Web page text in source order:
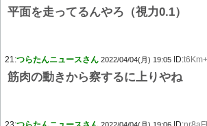
平面を走ってるんやろ（視力0.1）
21:つらたんニュースさん 2022/04/04(月) 19:05 ID:
筋肉の動きから察するに上りやね